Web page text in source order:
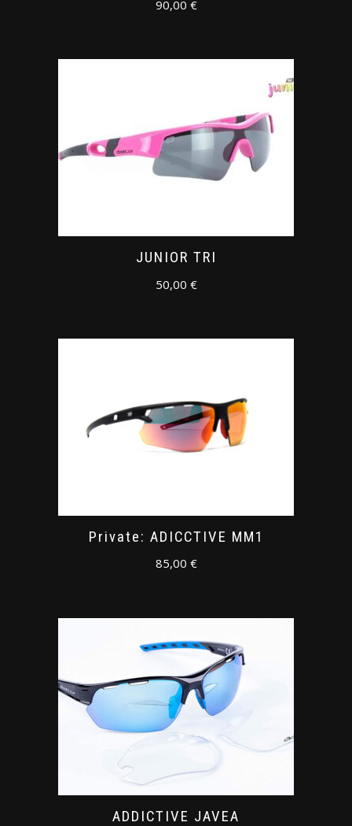
90,00 €
JUNIOR TRI
50,00 €
Private: ADICCTIVE MM1
85,00 €
ADDICTIVE JAVEA